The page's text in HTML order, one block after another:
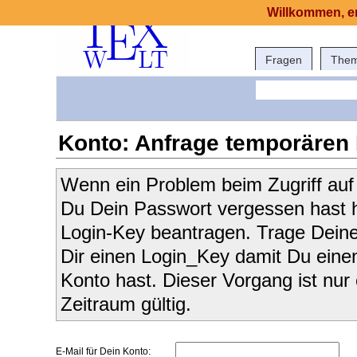
Fragen
Konto: Anfrage temporären
Wenn ein Problem beim Zugriff
Du Dein Passwort vergessen hast
Login-Key beantragen. Trage
Dir einen Login_Key damit Du
Konto hast. Dieser Vorgang ist
Zeitraum gültig.
E-Mail für Dein Konto:
Willkommen,